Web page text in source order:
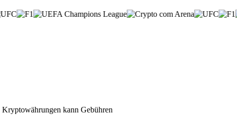
kann Gebühren